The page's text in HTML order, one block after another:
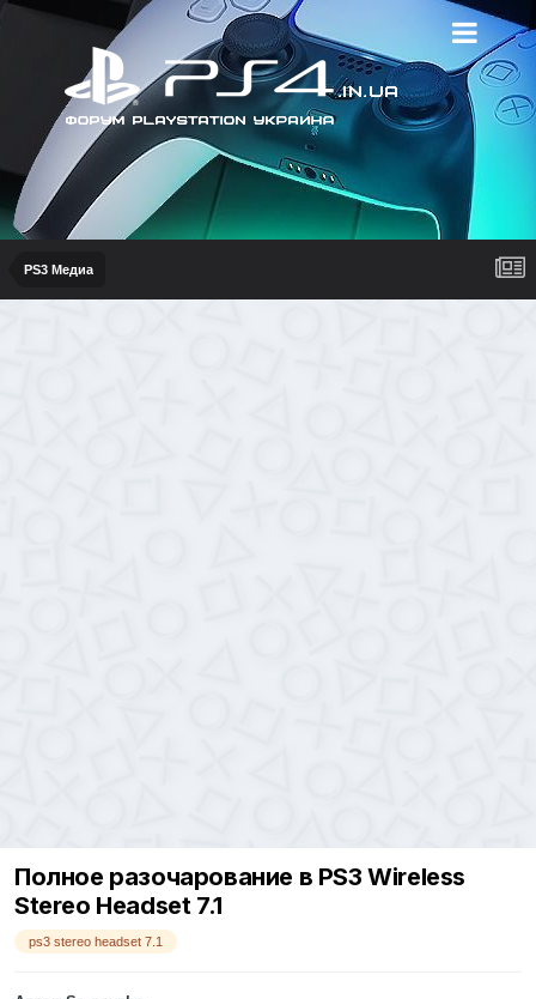
PS3 Медиа
Полное разочарование в PS3 Wireless
Stereo Headset 7.1
ps3 stereo headset 7.1